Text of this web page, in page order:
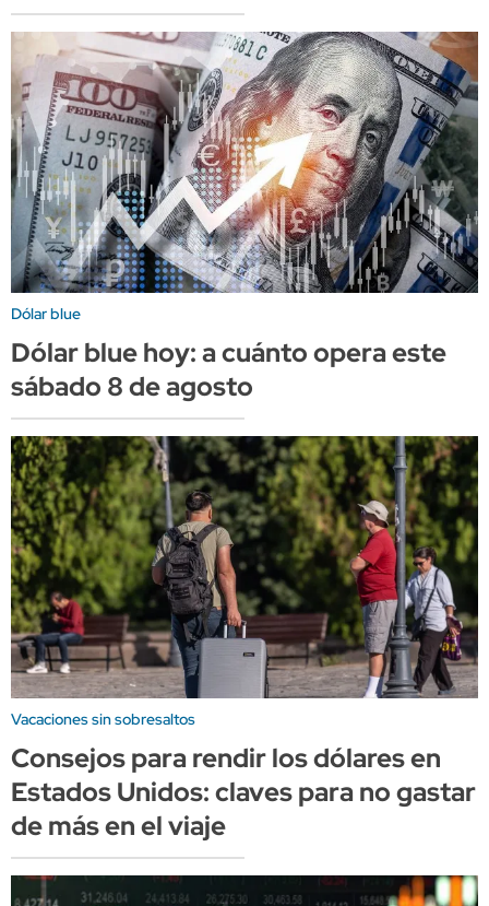
Dólar blue
Dólar blue hoy: a cuánto opera este
sábado 8 de agosto
Vacaciones sin sobresaltos
Consejos para rendir los dólares en
Estados Unidos: claves para no gastar
de más en el viaje